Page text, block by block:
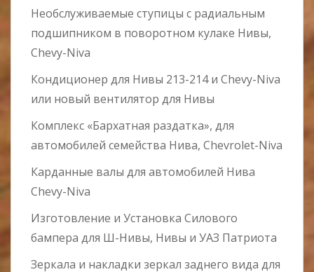
Необслуживаемые ступицы c радиальным
подшипником в поворотном кулаке Нивы,
Chevy-Niva
Кондиционер для Нивы 213-214 и Chevy-Niva
или новый вентилятор для Нивы
Комплекс «Бархатная раздатка», для
автомобилей семейства Нива, Chevrolet-Niva
Карданные валы для автомобилей Нива
Chevy-Niva
Изготовление и Установка Силового
бампера для Ш-Нивы, Нивы и УАЗ Патриота
Зеркала и накладки зеркал заднего вида для